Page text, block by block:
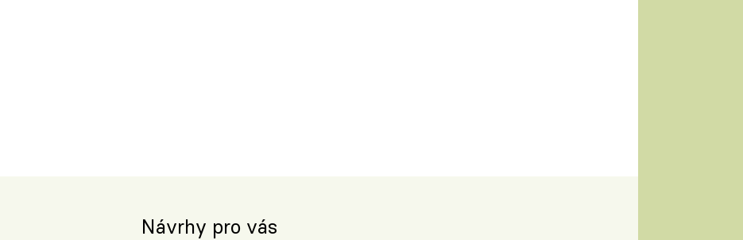
Návrhy pro vás